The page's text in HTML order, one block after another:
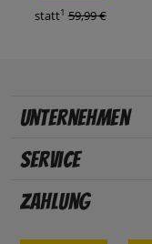
statt1 59,99 €
Unternehmen
Service
Zahlung